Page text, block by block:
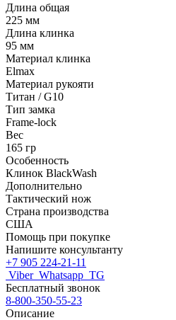
Длина общая
225 мм
Длина клинка
95 мм
Материал клинка
Elmax
Материал рукояти
Титан / G10
Тип замка
Frame-lock
Вес
165 гр
Особенность
Клинок BlackWash
Дополнительно
Тактический нож
Страна производства
США
Помощь при покупке
Напишите консультанту
+7 905 224-21-11
Viber Whatsapp TG
Бесплатный звонок
8-800-350-55-23
Описание